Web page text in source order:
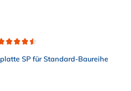
SP für Standard-Baureihe